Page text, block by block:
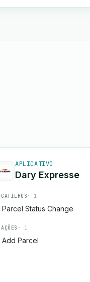
APLICATIVO
Dary Expresse
GATILHOS · 1
Parcel Status Change
AÇÕES · 1
Add Parcel